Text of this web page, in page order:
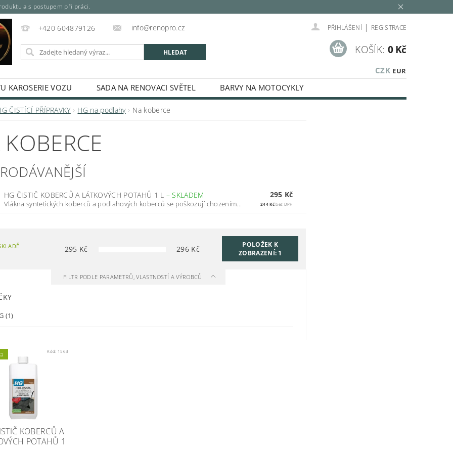
a s postupem při práci.
+420 604879126 info@renopro.cz PŘIHLÁŠENÍ | REGISTRACE
CZK EUR
KOŠÍK: 0 Kč
KAROSERIE VOZU SADA NA RENOVACI SVĚTEL
BARVY NA MOTOCYKLY
PLECHOVKY, KARTUŠE)
MÍCHANÉ PRŮMYSLOVÉ A SPECIÁLNÍ BARVY
ODMAŠŤOVAČE A KONZERVACE
LEPIDLA
KONTAKTY HODNOCENÍ OBCHODU
ČISTÍCÍ PŘÍPRAVKY HG na podlahy Na koberce
HG ČISTIČ KOBERCŮ A LÁTKOVÝCH POTAHŮ 1 L – SKLADEM
Vlákna syntetických koberců a podlahových koberců se poškozují chozením...
295 Kč
244 Kčbez DPH
295 Kč 296Kč
POLOŽEK K
ZOBRAZENÍ: 1
FILTR PODLE PARAMETRŮ, VLASTNOSTÍ A VÝROBCŮ
(1)
Kód: 1563
KOBERCŮ A
POTAHŮ 1